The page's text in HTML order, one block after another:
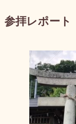
参拝レポート